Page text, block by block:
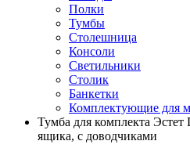
Полки
Тумбы
Столешница
Консоли
Светильники
Столик
Банкетки
Комплектующие для
Тумба для комплекта Эстет
ящика, с доводчиками